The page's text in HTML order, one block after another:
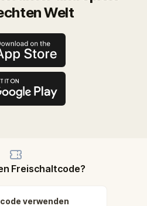
Welt
Freischaltcode?
verwenden